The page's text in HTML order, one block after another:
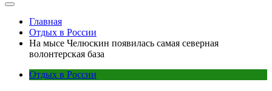
Главная
Отдых в России
На мысе Челюскин появилась самая северная
волонтерская база
Отдых в России